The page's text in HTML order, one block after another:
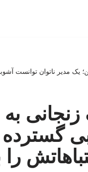
یک مدیر ناتوان توانست
زنجانی
گسترده